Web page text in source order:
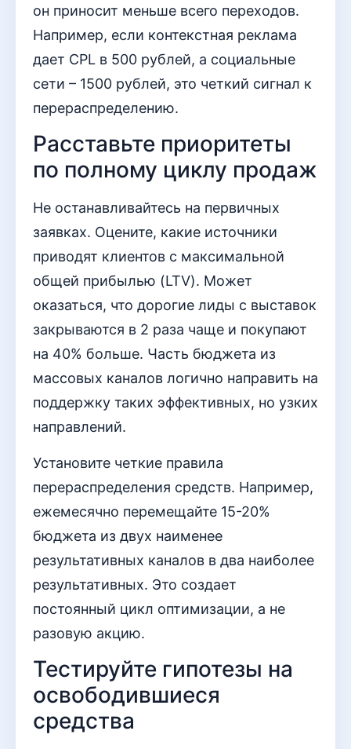
он приносит меньше всего переходов.
Например, если контекстная реклама
дает CPL в 500 рублей, а социальные
сети – 1500 рублей, это четкий сигнал к
перераспределению.
Расставьте приоритеты
по полному циклу продаж
Не останавливайтесь на первичных
заявках. Оцените, какие источники
приводят клиентов с максимальной
общей прибылью (LTV). Может
оказаться, что дорогие лиды с выставок
закрываются в 2 раза чаще и покупают
на 40% больше. Часть бюджета из
массовых каналов логично направить на
поддержку таких эффективных, но узких
направлений.
Установите четкие правила
перераспределения средств. Например,
ежемесячно перемещайте 15-20%
бюджета из двух наименее
результативных каналов в два наиболее
результативных. Это создает
постоянный цикл оптимизации, а не
разовую акцию.
Тестируйте гипотезы на
освободившиеся
средства